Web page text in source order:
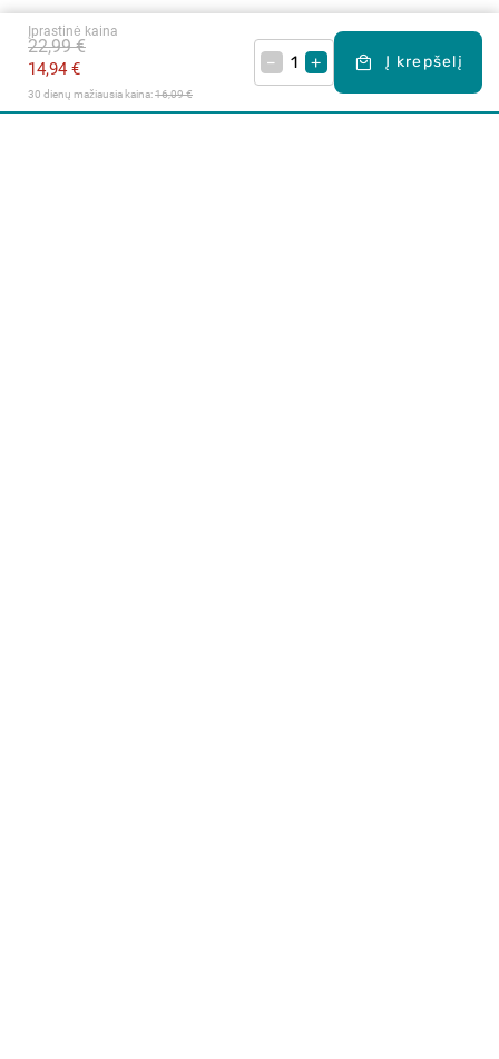
Įprastinė kaina
14,94 €
22,99 €
30 dienų mažiausia kaina: 16,09 €
– + Į krepšelį